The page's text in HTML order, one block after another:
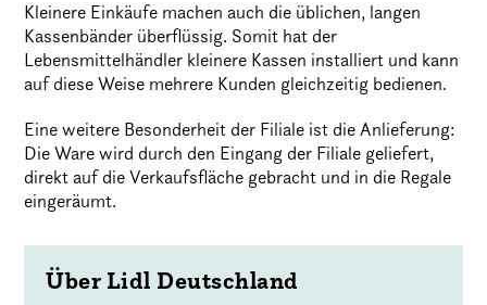
Kleinere Einkäufe machen auch die üblichen, langen
Kassenbänder überflüssig. Somit hat der
Lebensmittelhändler kleinere Kassen installiert und kann
auf diese Weise mehrere Kunden gleichzeitig bedienen.
Eine weitere Besonderheit der Filiale ist die Anlieferung:
Die Ware wird durch den Eingang der Filiale geliefert,
direkt auf die Verkaufsfläche gebracht und in die Regale
eingeräumt.
Über Lidl Deutschland